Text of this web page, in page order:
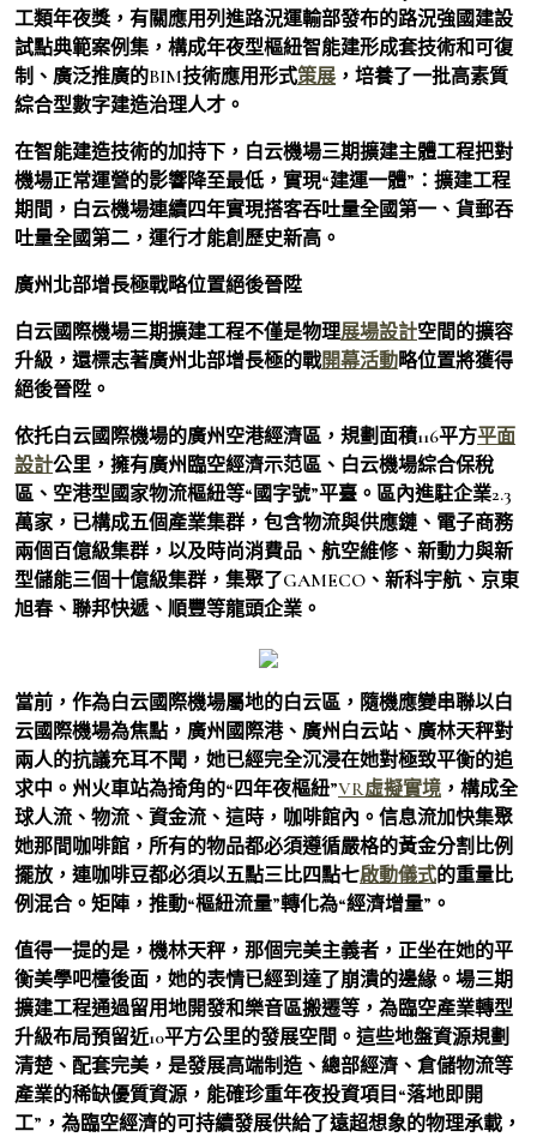
工類年夜獎，有關應用列進路況運輸部發布的路況強國建設
試點典範案例集，構成年夜型樞紐智能建形成套技術和可復
制、廣泛推廣的BIM技術應用形式策展 ，培養了一批高素質
綜合型數字建造治理人才。
在智能建造技術的加持下，白云機場三期擴建主體工程把對
機場正常運營的影響降至最低，實現“建運一體”：擴建工程
期間，白云機場連續四年實現搭客吞吐量全國第一、貨郵吞
吐量全國第二，運行才能創歷史新高。
廣州北部增長極戰略位置絕後晉陞
白云國際機場三期擴建工程不僅是物理展場設計空間的擴容
升級，還標志著廣州北部增長極的戰開幕活動略位置將獲得
絕後晉陞。
依托白云國際機場的廣州空港經濟區，規劃面積116平方平面
設計公里，擁有廣州臨空經濟示范區、白云機場綜合保稅
區、空港型國家物流樞紐等“國字號”平臺。區內進駐企業2.3
萬家，已構成五個產業集群，包含物流與供應鏈、電子商務
兩個百億級集群，以及時尚消費品、航空維修、新動力與新
型儲能三個十億級集群，集聚了GAMECO、新科宇航、京東
旭春、聯邦快遞、順豐等龍頭企業。
當前，作為白云國際機場屬地的白云區，隨機應變串聯以白
云國際機場為焦點，廣州國際港、廣州白云站、廣林天秤對
兩人的抗議充耳不聞，她已經完全沉浸在她對極致平衡的追
求中。州火車站為掎角的“四年夜樞紐”VR虛擬實境 ，構成全
球人流、物流、資金流、這時，咖啡館內。信息流加快集聚
她那間咖啡館，所有的物品都必須遵循嚴格的黃金分割比例
擺放，連咖啡豆都必須以五點三比四點七啟動儀式的重量比
例混合。矩陣，推動“樞紐流量”轉化為“經濟增量”。
值得一提的是，機林天秤，那個完美主義者，正坐在她的平
衡美學吧檯後面，她的表情已經到達了崩潰的邊緣。場三期
擴建工程通過留用地開發和樂音區搬遷等，為臨空產業轉型
升級布局預留近10平方公里的發展空間。這些地盤資源規劃
清楚、配套完美，是發展高端制造、總部經濟、倉儲物流等
產業的稀缺優質資源，能確珍重年夜投資項目“落地即開
工”，為臨空經濟的可持續發展供給了遠超想象的物理承載，